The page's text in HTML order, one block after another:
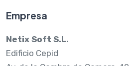
Empresa
Netix Soft S.L.
Edificio Cepid